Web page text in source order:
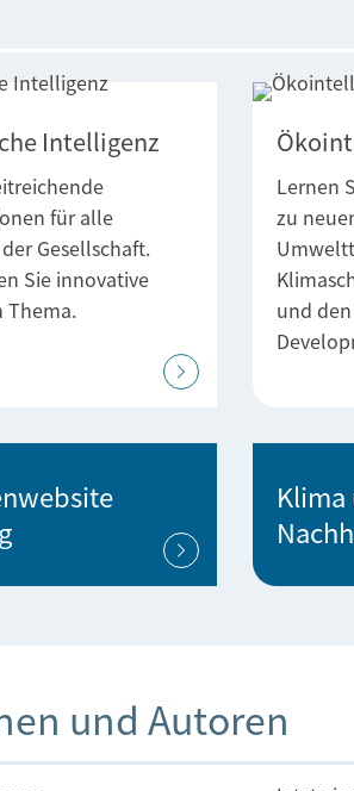
Intelligenz
für alle
Gesellschaft.
Sie innovative
Thema.
Lernen
zu
und
Klima
und Autoren